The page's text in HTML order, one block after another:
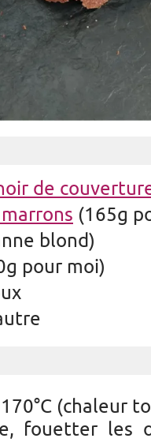
de
(165g
blond)
pour moi)
(chaleur
fouetter les